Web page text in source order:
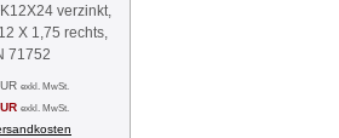
verzinkt,
X 1,75 rechts,
71752
exkl. MwSt.
exkl. MwSt.